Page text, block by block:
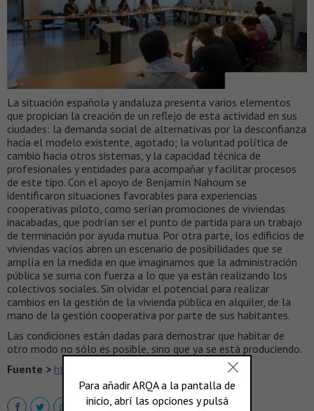
La situación española y andaluza presenta varios elementos
que propician la creación de un reflejo de esta actividad en sus
ciudades: la demanda social de alternativas por la desconfianza
hacia el modelo existente, agotado; la voluntad política de
cambio hacia otros sistemas, y la capacidad técnica de
profesionales y entidades para acompañar y facilitar procesos
de este tipo. Con el apoyo de Benjamín Nahoum se
identificaron situaciones favorables para experiencias
cooperativas piloto, como serían promociones de viviendas
inacabadas, que podrían ser el punto de partida para un trabajo
de terminación por ayuda mutua. Por otra parte, los edificios de
viviendas vacíos abren un escenario de posibilidades que se
amplía en la medida en que imaginamos que la administración
pública se suma con fuerza a lo que ya están realizando los
colectivos sociales. Sin olvidar el potencial para realizar
cambios en la gestión de la vivienda pública en alquiler, de la
mano de la gestión cooperativa por parte de sus habitantes.
Las condiciones están dadas para demostrar que habitar de
otro modo no sólo es posible, sino que ya se está produciendo.
Fuente > http://www.laciudadviva.org/